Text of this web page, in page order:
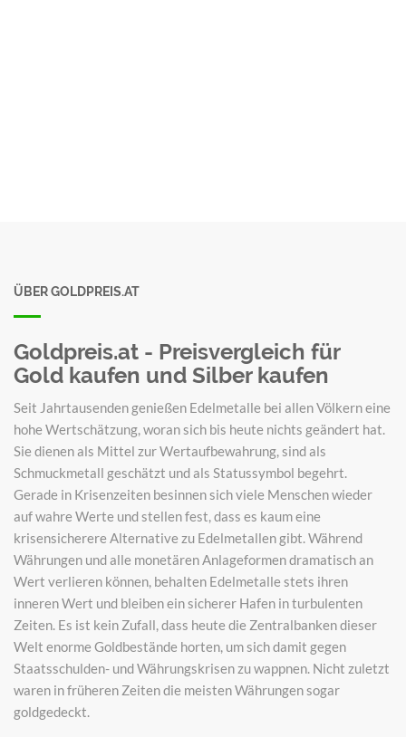
ÜBER GOLDPREIS.AT
Goldpreis.at - Preisvergleich für
Gold kaufen und Silber kaufen
Seit Jahrtausenden genießen Edelmetalle bei allen Völkern eine
hohe Wertschätzung, woran sich bis heute nichts geändert hat.
Sie dienen als Mittel zur Wertaufbewahrung, sind als
Schmuckmetall geschätzt und als Statussymbol begehrt.
Gerade in Krisenzeiten besinnen sich viele Menschen wieder
auf wahre Werte und stellen fest, dass es kaum eine
krisensicherere Alternative zu Edelmetallen gibt. Während
Währungen und alle monetären Anlageformen dramatisch an
Wert verlieren können, behalten Edelmetalle stets ihren
inneren Wert und bleiben ein sicherer Hafen in turbulenten
Zeiten. Es ist kein Zufall, dass heute die Zentralbanken dieser
Welt enorme Goldbestände horten, um sich damit gegen
Staatsschulden- und Währungskrisen zu wappnen. Nicht zuletzt
waren in früheren Zeiten die meisten Währungen sogar
goldgedeckt.